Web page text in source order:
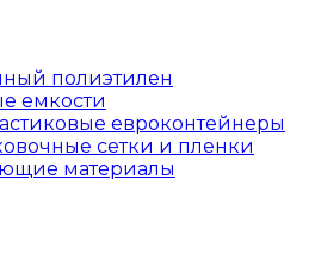
полиэтилен
емкости
евроконтейнеры
сетки и пленки
материалы